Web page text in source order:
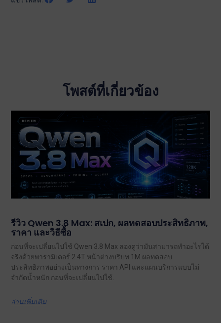
โพสต์ที่เกี่ยวข้อง
รีวิว Qwen 3.8 Max: สเปก, ผลทดสอบประสิทธิภาพ,
ราคา และวิธีซื้อ
ก่อนที่จะเปลี่ยนไปใช้ Qwen 3.8 Max ลองดูว่ามันสามารถทำอะไรได้
จริงด้วยพารามิเตอร์ 2.4T หน้าต่างบริบท 1M ผลทดสอบ
ประสิทธิภาพอย่างเป็นทางการ ราคา API และแผนบริการแบบไม่
จำกัดน้ำหนัก ก่อนที่จะเปลี่ยนไปใช้.
อ่านเพิ่มเติม